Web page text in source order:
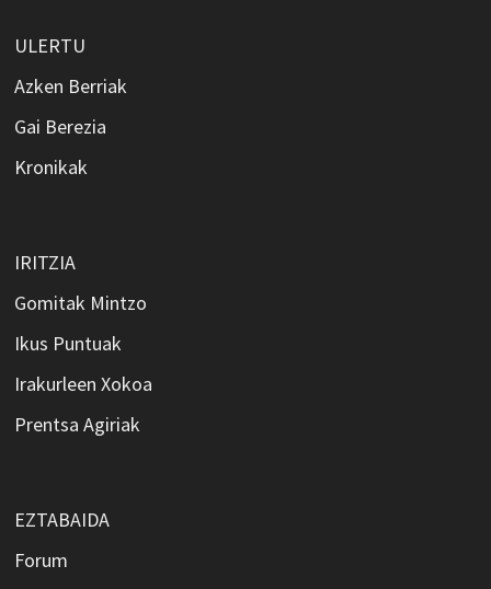
ULERTU
Azken Berriak
Gai Berezia
Kronikak
IRITZIA
Gomitak Mintzo
Ikus Puntuak
Irakurleen Xokoa
Prentsa Agiriak
EZTABAIDA
Forum